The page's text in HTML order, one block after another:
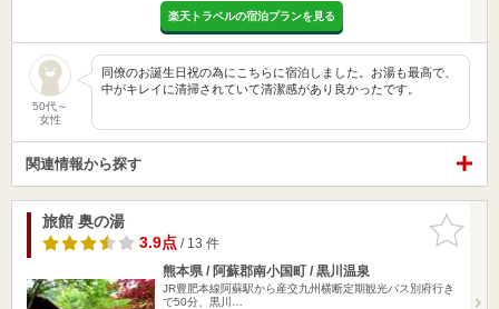
楽天トラベルの宿泊プランを見る
50代～
女性
同僚のお誕生日祝の為にこちらに宿泊しました。お湯も最高で、
中がキレイに清掃されていて清潔感があり良かったです。
関連情報から探す
お気に入
りに追加
旅館 奥の湯
3.9点/ 13 件
熊本県 / 阿蘇郡南小国町 / 黒川温泉
JR豊肥本線阿蘇駅から産交九州横断定期観光バス別府行き
で50分、黒川…